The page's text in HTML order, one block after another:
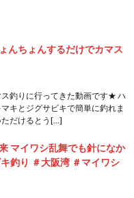
んちょんするだけでカマス
釣りに行ってきた動画です★ ハ
キとジグサビキで簡単に釣れま
だけるとう[…]
マイワシ乱舞でも針になか
釣り ＃大阪湾 ＃マイワシ